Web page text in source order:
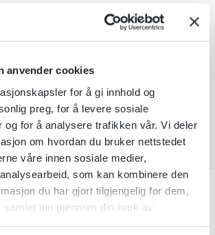
anvender cookies
for å gi innhold og
preg, for å levere sosiale
og for å analysere trafikken vår. Vi deler
om hvordan du bruker nettstedet
våre innen sosiale medier,
som kan kombinere den
du har gjort tilgjengelig for dem,
samlet inn gjennom din bruk av
over kr 2 500!
av våre produkter
kan sendes innad 1-2 virkedager mot tillegg